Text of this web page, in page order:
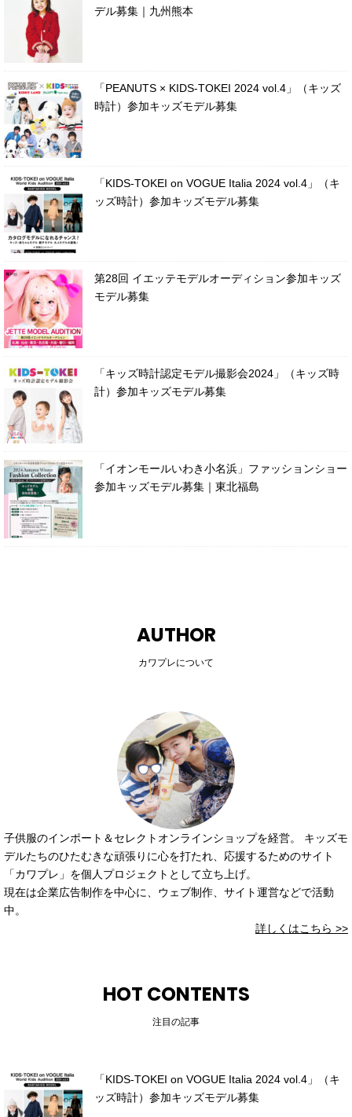
デル募集｜九州熊本
「PEANUTS × KIDS-TOKEI 2024 vol.4」（キッズ
時計）参加キッズモデル募集
「KIDS-TOKEI on VOGUE Italia 2024 vol.4」（キ
ッズ時計）参加キッズモデル募集
第28回 イエッテモデルオーディション参加キッズ
モデル募集
「キッズ時計認定モデル撮影会2024」（キッズ時
計）参加キッズモデル募集
「イオンモールいわき小名浜」ファッションショー
参加キッズモデル募集｜東北福島
AUTHOR
カワプレについて
子供服のインポート＆セレクトオンラインショップを経営。 キッズモ
デルたちのひたむきな頑張りに心を打たれ、応援するためのサイト
「カワプレ」を個人プロジェクトとして立ち上げ。
現在は企業広告制作を中心に、ウェブ制作、サイト運営などで活動
中。
詳しくはこちら >>
HOT CONTENTS
注目の記事
「KIDS-TOKEI on VOGUE Italia 2024 vol.4」（キ
ッズ時計）参加キッズモデル募集